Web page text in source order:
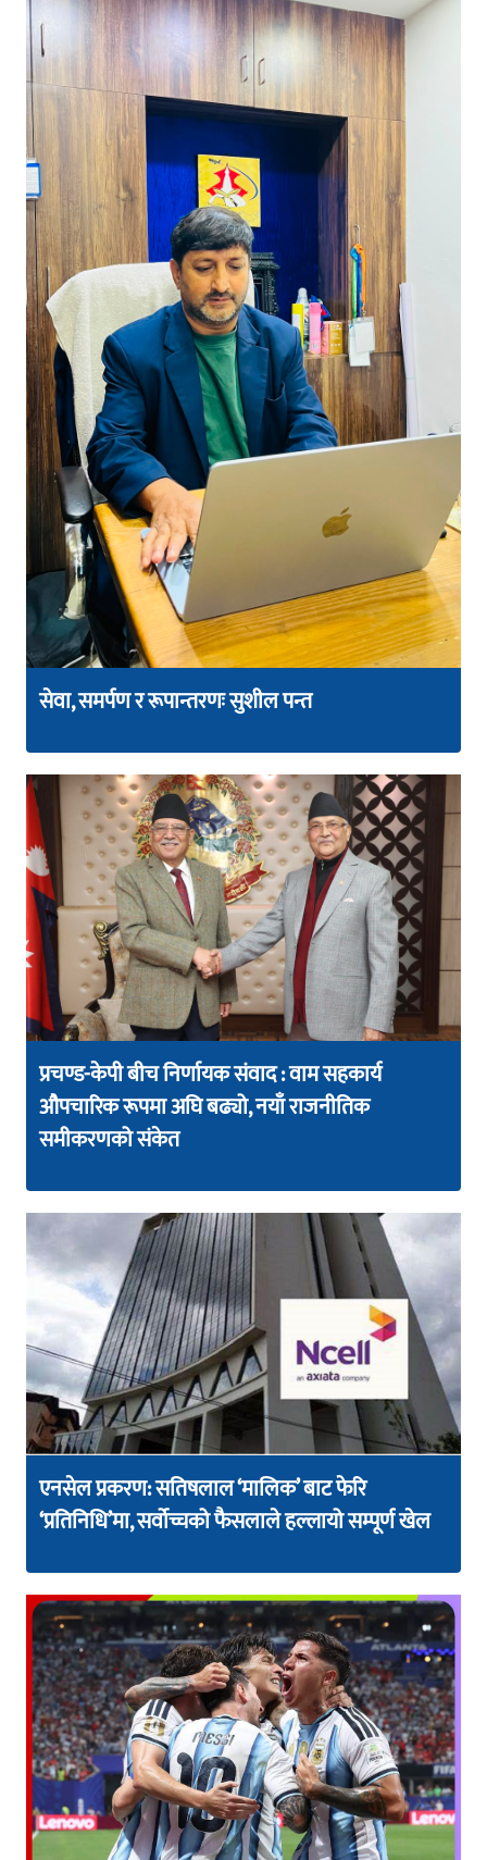
सेवा, समर्पण र रूपान्तरणः सुशील पन्त
प्रचण्ड-केपी बीच निर्णायक संवाद : वाम सहकार्य
औपचारिक रूपमा अघि बढ्यो, नयाँ राजनीतिक
समीकरणको संकेत
एनसेल प्रकरण: सतिषलाल ‘मालिक’ बाट फेरि
‘प्रतिनिधि’मा, सर्वोच्चको फैसलाले हल्लायो सम्पूर्ण खेल